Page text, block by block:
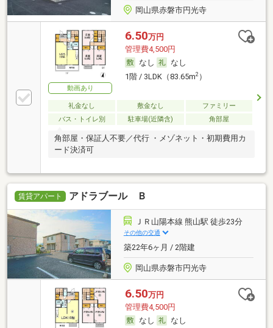
岡山県赤磐市円光寺
動画あり
6.50万円
管理費4,500円
なし
なし
1階 / 3LDK（83.65m2）
礼金なし 敷金なし
ファミリー
バス・トイレ別
駐車場(近隣含) 角部屋
角部屋・保証人不要／代行 ・メゾネット・初期費用カ
ード決済可
賃貸アパート アドラブール Ｂ
ＪＲ山陽本線 熊山駅 徒歩23分
その他の交通
築22年6ヶ月 / 2階建
岡山県赤磐市円光寺
6.50万円
管理費4,500円
なし
なし